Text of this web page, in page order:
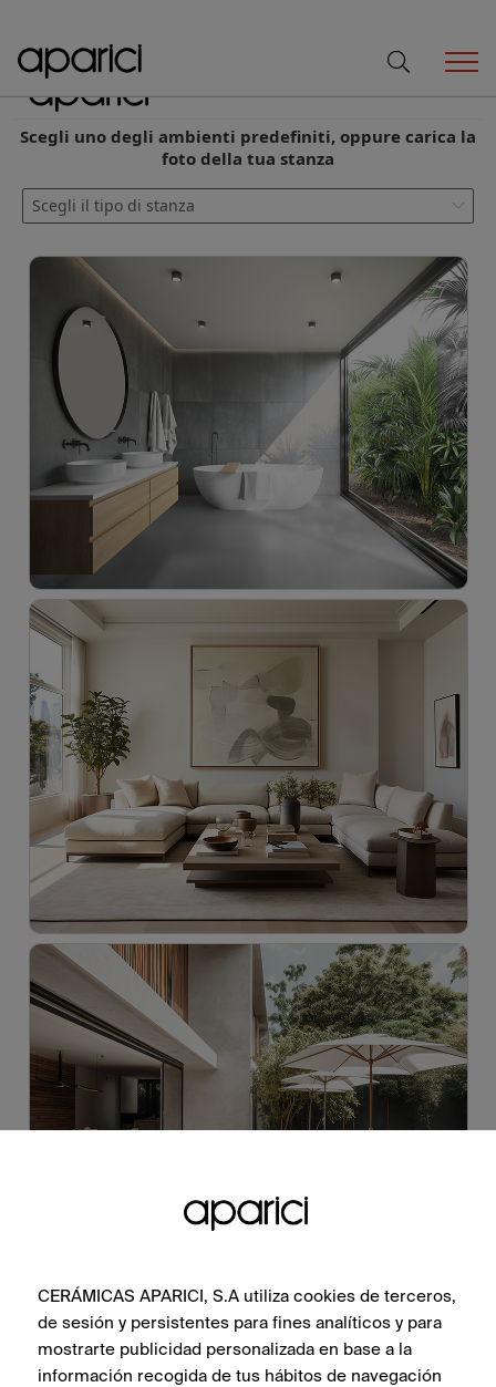
CERÁMICAS APARICI, S.A utiliza cookies de terceros,
de sesión y persistentes para fines analíticos y para
mostrarte publicidad personalizada en base a la
información recogida de tus hábitos de navegación